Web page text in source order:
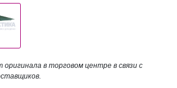
в торговом центре в связи с